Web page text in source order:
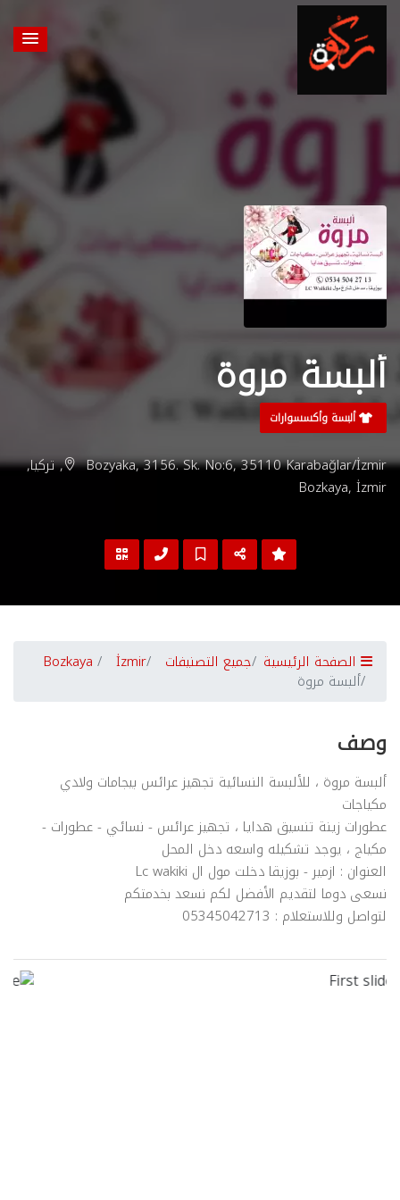
ألبسة مروة
ألبسة وأكسسوارات
Bozyaka, 3156. Sk. No:6, 35110 Karabağlar/İzmir, تركيا,
Bozkaya, İzmir
الصفحة الرئيسية جميع التصنيفات İzmir
Bozkaya
ألبسة مروة
وصف
ألبسة مروة ، للألبسة النسائية تجهيز عرائس بيجامات ولادي
مكياجات
عطورات زينة تنسيق هدايا ، تجهيز عرائس - نسائي - عطورات -
مكياج ، يوجد تشكيله واسعه دخل المحل
العنوان : ازمير - بوزيقا دخلت مول ال Lc wakiki
نسعى دوما لتقديم الأفضل لكم نسعد بخدمتكم
لتواصل وللاستعلام : 05345042713